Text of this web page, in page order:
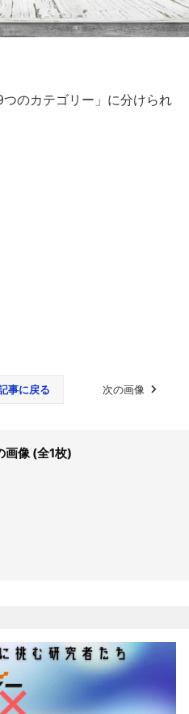
のカテゴリー」に分けられ
事に戻る 次の画像
画像 (全1枚)